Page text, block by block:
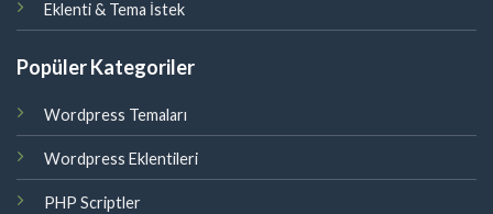
Eklenti & Tema İstek
Popüler Kategoriler
Wordpress Temaları
Wordpress Eklentileri
PHP Scriptler